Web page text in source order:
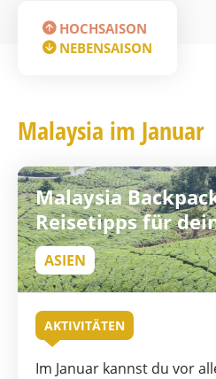
HOCHSAISON
NEBENSAISON
Malaysia im Januar
Malaysia
Reisetipps für
ASIEN
AKTIVITÄTEN
Im Januar kannst du vor